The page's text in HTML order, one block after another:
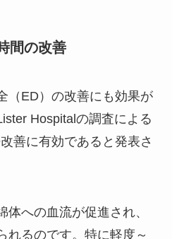
間の改善
（ED）の改善にも効果が
Hospitalの調査による
善に有効であると発表さ
への血流が促進され、
れるのです。特に軽度～